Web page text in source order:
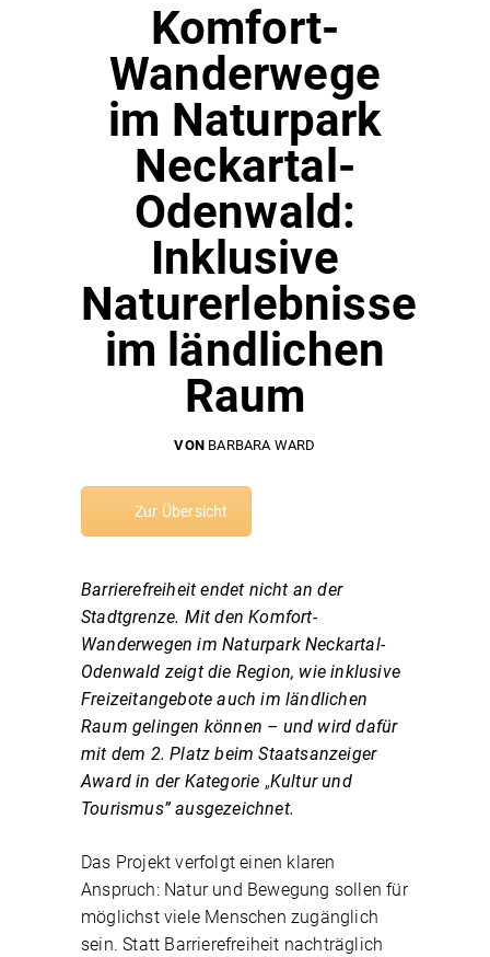
Komfort-
Wanderwege
im Naturpark
Neckartal-
Odenwald:
Inklusive
Naturerlebnisse
im ländlichen
Raum
VON BARBARA WARD
Zur Übersicht
Barrierefreiheit endet nicht an der
Stadtgrenze. Mit den Komfort-
Wanderwegen im Naturpark Neckartal-
Odenwald zeigt die Region, wie inklusive
Freizeitangebote auch im ländlichen
Raum gelingen können – und wird dafür
mit dem 2. Platz beim Staatsanzeiger
Award in der Kategorie „Kultur und
Tourismus” ausgezeichnet.
Das Projekt verfolgt einen klaren
Anspruch: Natur und Bewegung sollen für
möglichst viele Menschen zugänglich
sein. Statt Barrierefreiheit nachträglich